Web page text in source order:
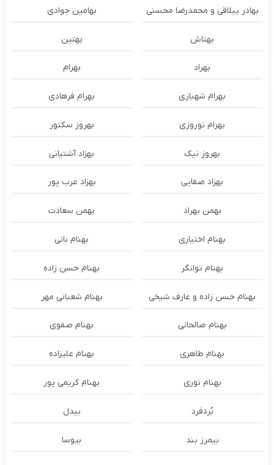
بهادر ییلاقی و محمدرضا محسنی بهامین جوادی
بهتاش بهتین
بهراد بهرام
بهرام شهبازی بهرام فرهادی
بهرام نوروزی بهروز سکتور
بهروز نیک بهزاد آشتیانی
بهزاد صفایی بهزاد عرب پور
بهمن بهراد بهمن سعادت
بهنام اختیاری بهنام بانی
بهنام توانگر بهنام حسن زاده
بهنام حسن زاده و عارف شیخی بهنام شعبانی مهر
بهنام صالحانی بهنام صفوی
بهنام طاهری بهنام علیزاده
بهنام نوری بهنام کریمی پور
بُردفرد بیدل
بیمرز بند بیوسا